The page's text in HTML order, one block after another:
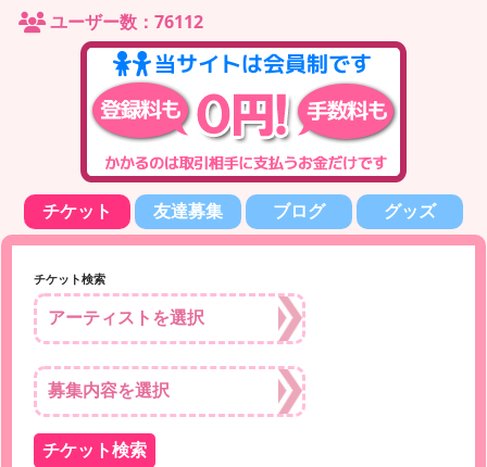
ユーザー数：76112
チケット 友達募集 ブログ グッズ
チケット検索